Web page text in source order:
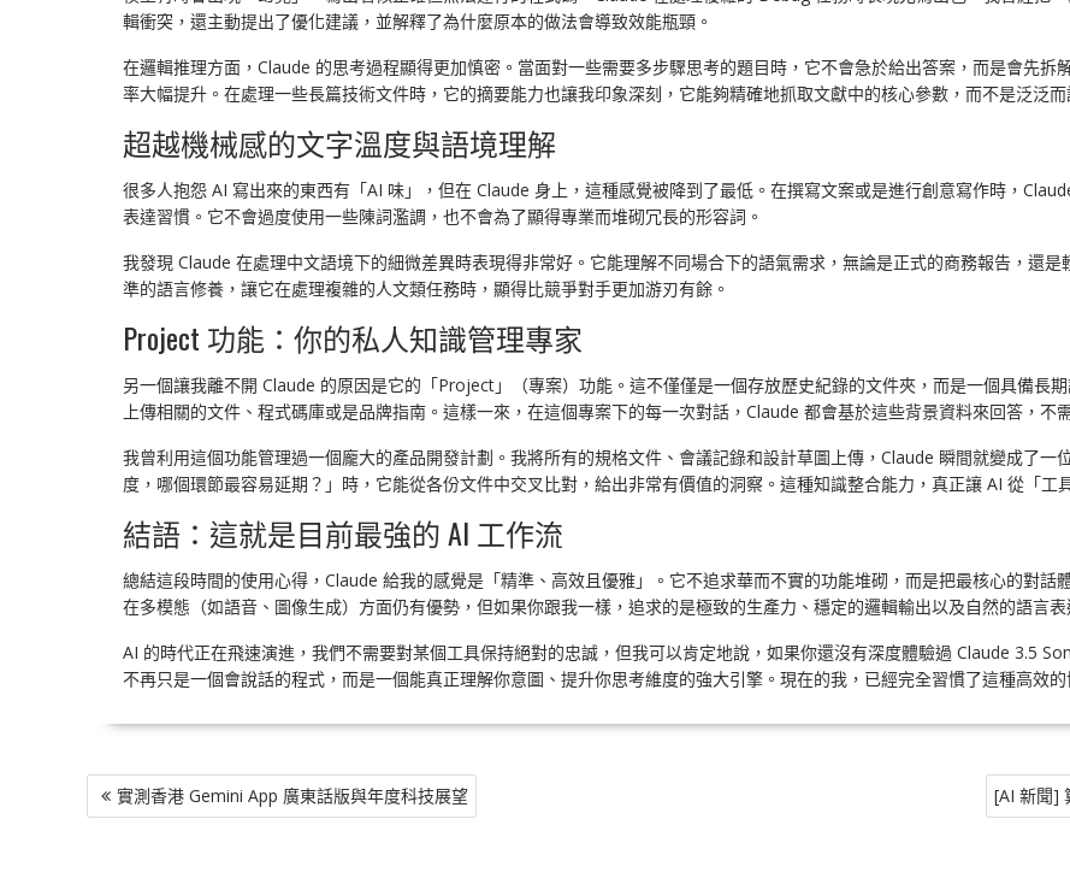
輯衝突，還主動提出了優化建議，並解釋了為什麼原本的做法會導致效能瓶頸。
在邏輯推理方面，Claude 的思考過程顯得更加慎密。當面對一些需要多步驟思考的題目時，它不會急於給出答案，而是會先
率大幅提升。在處理一些長篇技術文件時，它的摘要能力也讓我印象深刻，它能夠精確地抓取文獻中的核心參數，而不是泛泛而
超越機械感的文字溫度與語境理解
很多人抱怨 AI 寫出來的東西有「AI 味」，但在 Claude 身上，這種感覺被降到了最低。在撰寫文案或是進行創意寫作時，
表達習慣。它不會過度使用一些陳詞濫調，也不會為了顯得專業而堆砌冗長的形容詞。
我發現 Claude 在處理中文語境下的細微差異時表現得非常好。它能理解不同場合下的語氣需求，無論是正式的商務報告，還
準的語言修養，讓它在處理複雜的人文類任務時，顯得比競爭對手更加游刃有餘。
Project 功能：你的私人知識管理專家
另一個讓我離不開 Claude 的原因是它的「Project」（專案）功能。這不僅僅是一個存放歷史紀錄的文件夾，而是一個具備長
上傳相關的文件、程式碼庫或是品牌指南。這樣一來，在這個專案下的每一次對話，Claude 都會基於這些背景資料來回答，不
我曾利用這個功能管理過一個龐大的產品開發計劃。我將所有的規格文件、會議記錄和設計草圖上傳，Claude 瞬間就變成了
度，哪個環節最容易延期？」時，它能從各份文件中交叉比對，給出非常有價值的洞察。這種知識整合能力，真正讓 AI 從「工
結語：這就是目前最強的 AI 工作流
總結這段時間的使用心得，Claude 給我的感覺是「精準、高效且優雅」。它不追求華而不實的功能堆砌，而是把最核心的對話
在多模態（如語音、圖像生成）方面仍有優勢，但如果你跟我一樣，追求的是極致的生產力、穩定的邏輯輸出以及自然的語言
AI 的時代正在飛速演進，我們不需要對某個工具保持絕對的忠誠，但我可以肯定地說，如果你還沒有深度體驗過 Claude 3.5
不再只是一個會說話的程式，而是一個能真正理解你意圖、提升你思考維度的強大引擎。現在的我，已經完全習慣了這種高效
文
章
實測香港 Gemini App 廣東話版與年度科技展望 [AI 新聞]